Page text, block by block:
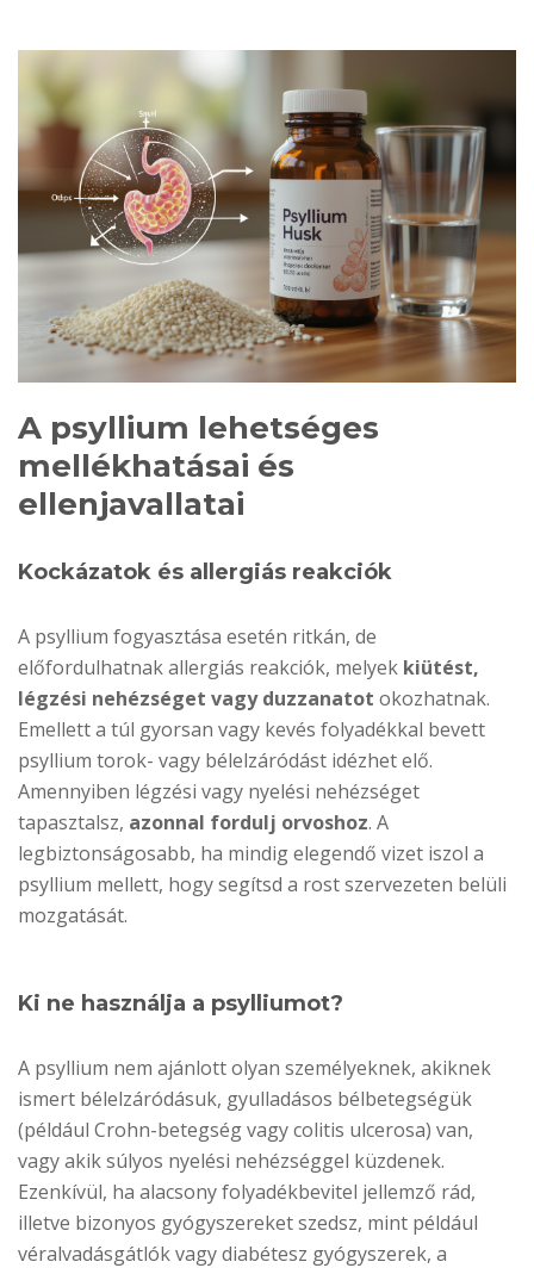
A psyllium lehetséges
mellékhatásai és
ellenjavallatai
Kockázatok és allergiás reakciók
A psyllium fogyasztása esetén ritkán, de
előfordulhatnak allergiás reakciók, melyek kiütést,
légzési nehézséget vagy duzzanatot okozhatnak.
Emellett a túl gyorsan vagy kevés folyadékkal bevett
psyllium torok- vagy bélelzáródást idézhet elő.
Amennyiben légzési vagy nyelési nehézséget
tapasztalsz, azonnal fordulj orvoshoz. A
legbiztonságosabb, ha mindig elegendő vizet iszol a
psyllium mellett, hogy segítsd a rost szervezeten belüli
mozgatását.
Ki ne használja a psylliumot?
A psyllium nem ajánlott olyan személyeknek, akiknek
ismert bélelzáródásuk, gyulladásos bélbetegségük
(például Crohn-betegség vagy colitis ulcerosa) van,
vagy akik súlyos nyelési nehézséggel küzdenek.
Ezenkívül, ha alacsony folyadékbevitel jellemző rád,
illetve bizonyos gyógyszereket szedsz, mint például
véralvadásgátlók vagy diabétesz gyógyszerek, a